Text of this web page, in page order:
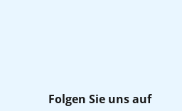
Folgen Sie uns auf